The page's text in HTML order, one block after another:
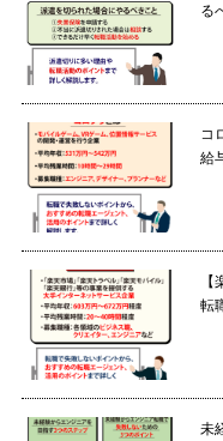
る
コ
給
転
未